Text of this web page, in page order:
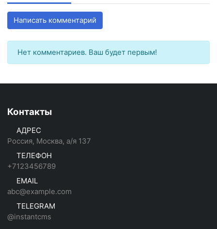
Написать комментарий
Нет комментариев. Ваш будет первым!
Контакты
АДРЕС
Россия, Москва, а/я 137
ТЕЛЕФОН
+7123456789
EMAIL
abc@example.com
TELEGRAM
@instantcms